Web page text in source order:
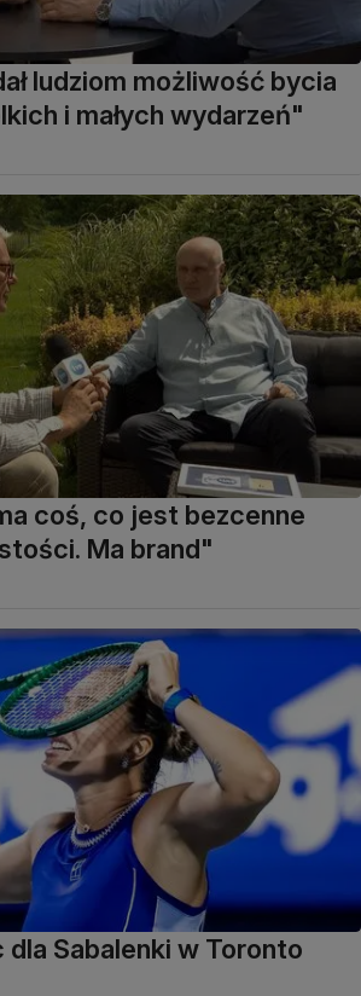
ludziom możliwość bycia
i małych wydarzeń"
coś, co jest bezcenne
Ma brand"
dla Sabalenki w Toronto